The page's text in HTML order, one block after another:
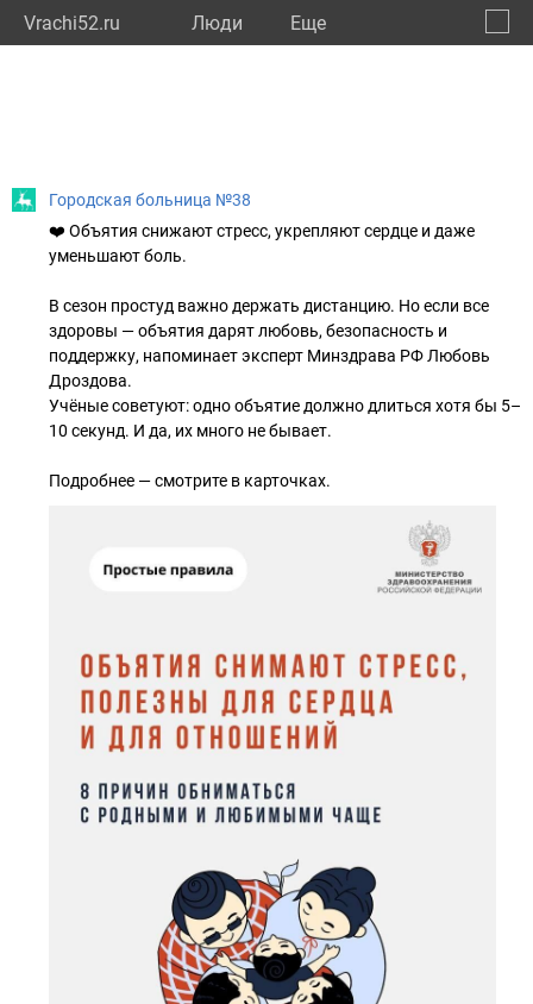
Vrachi52.ru Люди Eще
Городская больница №38
❤️ Объятия снижают стресс, укрепляют сердце и даже
уменьшают боль.
В сезон простуд важно держать дистанцию. Но если все
здоровы — объятия дарят любовь, безопасность и
поддержку, напоминает эксперт Минздрава РФ Любовь
Дроздова.
Учёные советуют: одно объятие должно длиться хотя бы 5–
10 секунд. И да, их много не бывает.
Подробнее — смотрите в карточках.